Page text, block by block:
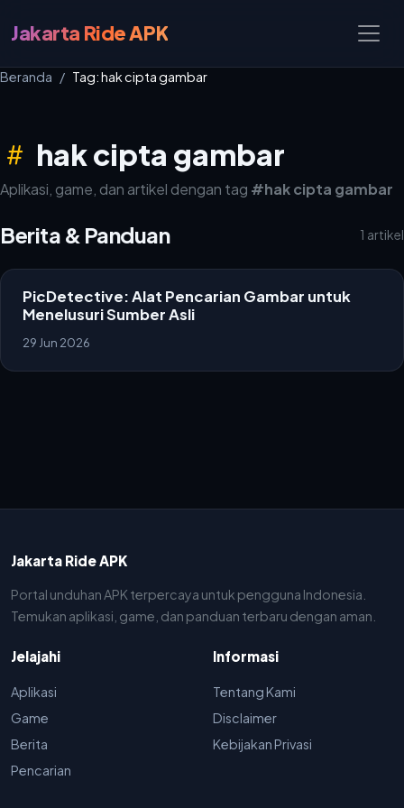
Jakarta Ride APK
Beranda Tag: hak cipta gambar
hak cipta gambar
Aplikasi, game, dan artikel dengan tag #hak cipta gambar
Berita & Panduan 1 artikel
PicDetective: Alat Pencarian Gambar untuk
Menelusuri Sumber Asli
29 Jun 2026
Jakarta Ride APK
Portal unduhan APK terpercaya untuk pengguna Indonesia.
Temukan aplikasi, game, dan panduan terbaru dengan aman.
Jelajahi
Aplikasi
Game
Berita
Pencarian
Informasi
Tentang Kami
Disclaimer
Kebijakan Privasi